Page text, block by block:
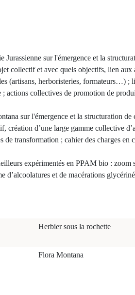
Jurassienne sur l'émergence et la
collectif et avec quels objectifs, lien aux
(artisans, herboristeries, formateurs…) ;
actions collectives de promotion de
sur l'émergence et la structuration
création d’une large gamme collective
de transformation ; cahier des charges en
expérimentés en PPAM bio : zoom
d’alcoolatures et de macérations
Herbier sous la rochette
Flora Montana